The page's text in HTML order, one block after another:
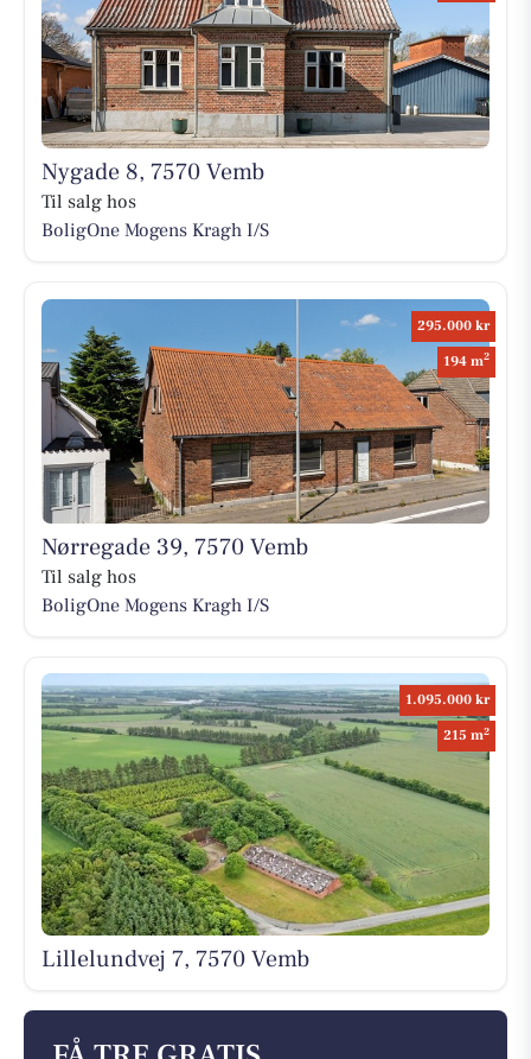
Nygade 8, 7570 Vemb
Til salg hos
BoligOne Mogens Kragh I/S
295.000 kr
194 m2
Nørregade 39, 7570 Vemb
Til salg hos
BoligOne Mogens Kragh I/S
1.095.000 kr
215 m2
Lillelundvej 7, 7570 Vemb